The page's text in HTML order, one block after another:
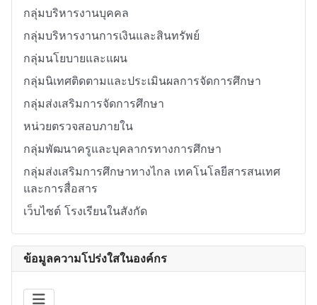
กลุ่มบริหารงานบุคคล
กลุ่มบริหารงานการเงินและสินทรัพย์
กลุ่มนโยบายและแผน
กลุ่มนิเทศติดตามและประเมินผลการจัดการศึกษา
กลุ่มส่งเสริมการจัดการศึกษา
หน่วยตรวจสอบภายใน
กลุ่มพัฒนาครูและบุคลากรทางการศึกษา
กลุ่มส่งเสริมการศึกษาทางไกล เทคโนโลยีสารสนเทศ
และการสื่อสาร
เว็บไซต์ โรงเรียนในสังกัด
ข้อมูลความโปร่งใสในองค์กร